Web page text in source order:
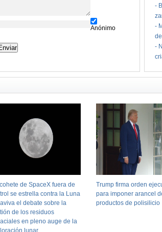
Anónimo
-
-
-